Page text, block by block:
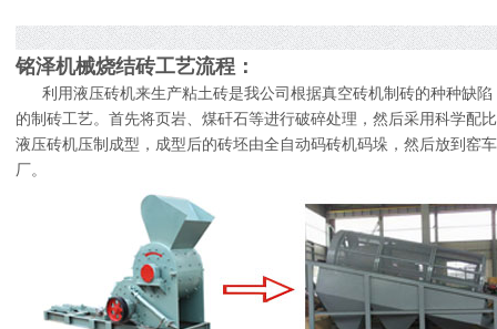
铭泽机械烧结砖工艺流程：
利用液压砖机来生产粘土砖是我公司根据真空砖机制砖的种种缺
的制砖工艺。首先将页岩、煤矸石等进行破碎处理，然后采用科学配
液压砖机压制成型，成型后的砖坯由全自动码砖机码垛，然后放到窑
厂。